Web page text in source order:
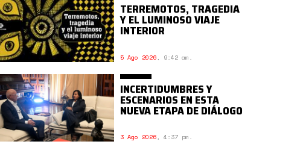
TERREMOTOS, TRAGEDIA
Y EL LUMINOSO VIAJE
INTERIOR
5 Ago 2026, 9:42 am.
INCERTIDUMBRES Y
ESCENARIOS EN ESTA
NUEVA ETAPA DE DIÁLOGO
3 Ago 2026,4:37 pm.